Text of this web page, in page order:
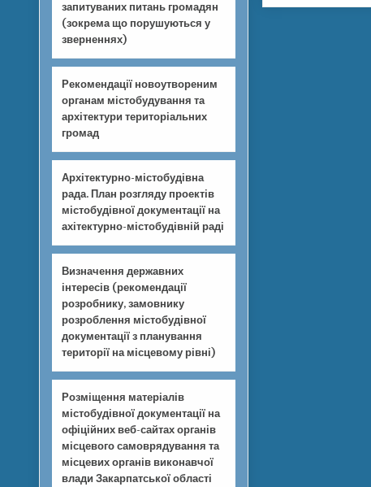
запитуваних питань громадян
(зокрема що порушуються у
зверненнях)
Рекомендації новоутвореним
органам містобудування та
архітектури територіальних
громад
Архітектурно-містобудівна
рада. План розгляду проектів
містобудівної документації на
ахітектурно-містобудівній раді
Визначення державних
інтересів (рекомендації
розробнику, замовнику
розроблення містобудівної
документації з планування
території на місцевому рівні)
Розміщення матеріалів
містобудівної документації на
офіційних веб-сайтах органів
місцевого самоврядування та
місцевих органів виконавчої
влади Закарпатської області